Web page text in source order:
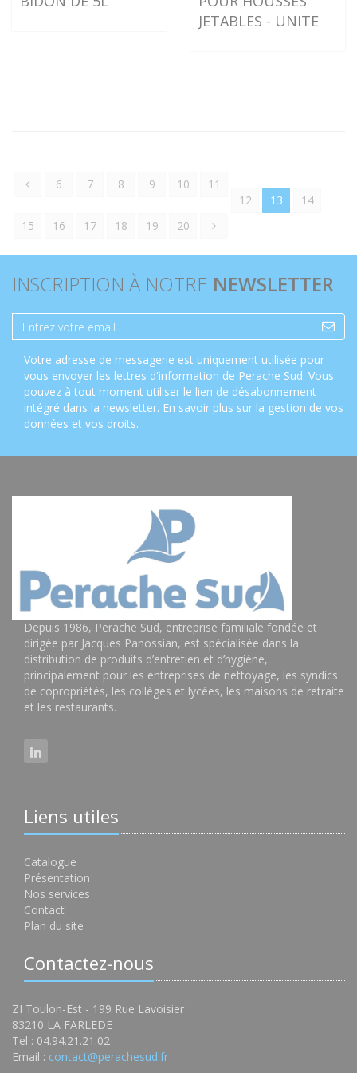
JETABLES - UNITE
6 7 8 9 10
11
12
13
14
15
16 17 18 19 20
INSCRIPTION À NOTRE NEWSLETTER
Votre adresse de messagerie est uniquement utilisée pour
vous envoyer les lettres d'information de Perache Sud. Vous
pouvez à tout moment utiliser le lien de désabonnement
intégré dans la newsletter. En savoir plus sur la gestion de vos
données et vos droits.
Depuis 1986, Perache Sud, entreprise familiale fondée et
dirigée par Jacques Panossian, est spécialisée dans la
distribution de produits d’entretien et d’hygiène,
principalement pour les entreprises de nettoyage, les syndics
de copropriétés, les collèges et lycées, les maisons de retraite
et les restaurants.
Liens utiles
Catalogue
Présentation
Nos services
Contact
Plan du site
Contactez-nous
ZI Toulon-Est - 199 Rue Lavoisier
83210 LA FARLEDE
Tel : 04.94.21.21.02
Email : contact@perachesud.fr